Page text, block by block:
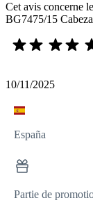
Cet avis concerne
BG7475/15
10/11/2025
España
Partie de